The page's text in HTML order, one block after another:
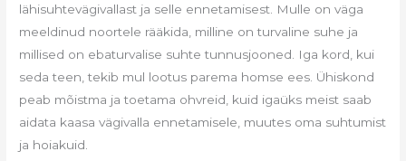
lähisuhtevägivallast ja selle ennetamisest. Mulle on väga
meeldinud noortele rääkida, milline on turvaline suhe ja
millised on ebaturvalise suhte tunnusjooned. Iga kord, kui
seda teen, tekib mul lootus parema homse ees. Ühiskond
peab mõistma ja toetama ohvreid, kuid igaüks meist saab
aidata kaasa vägivalla ennetamisele, muutes oma suhtumist
ja hoiakuid.